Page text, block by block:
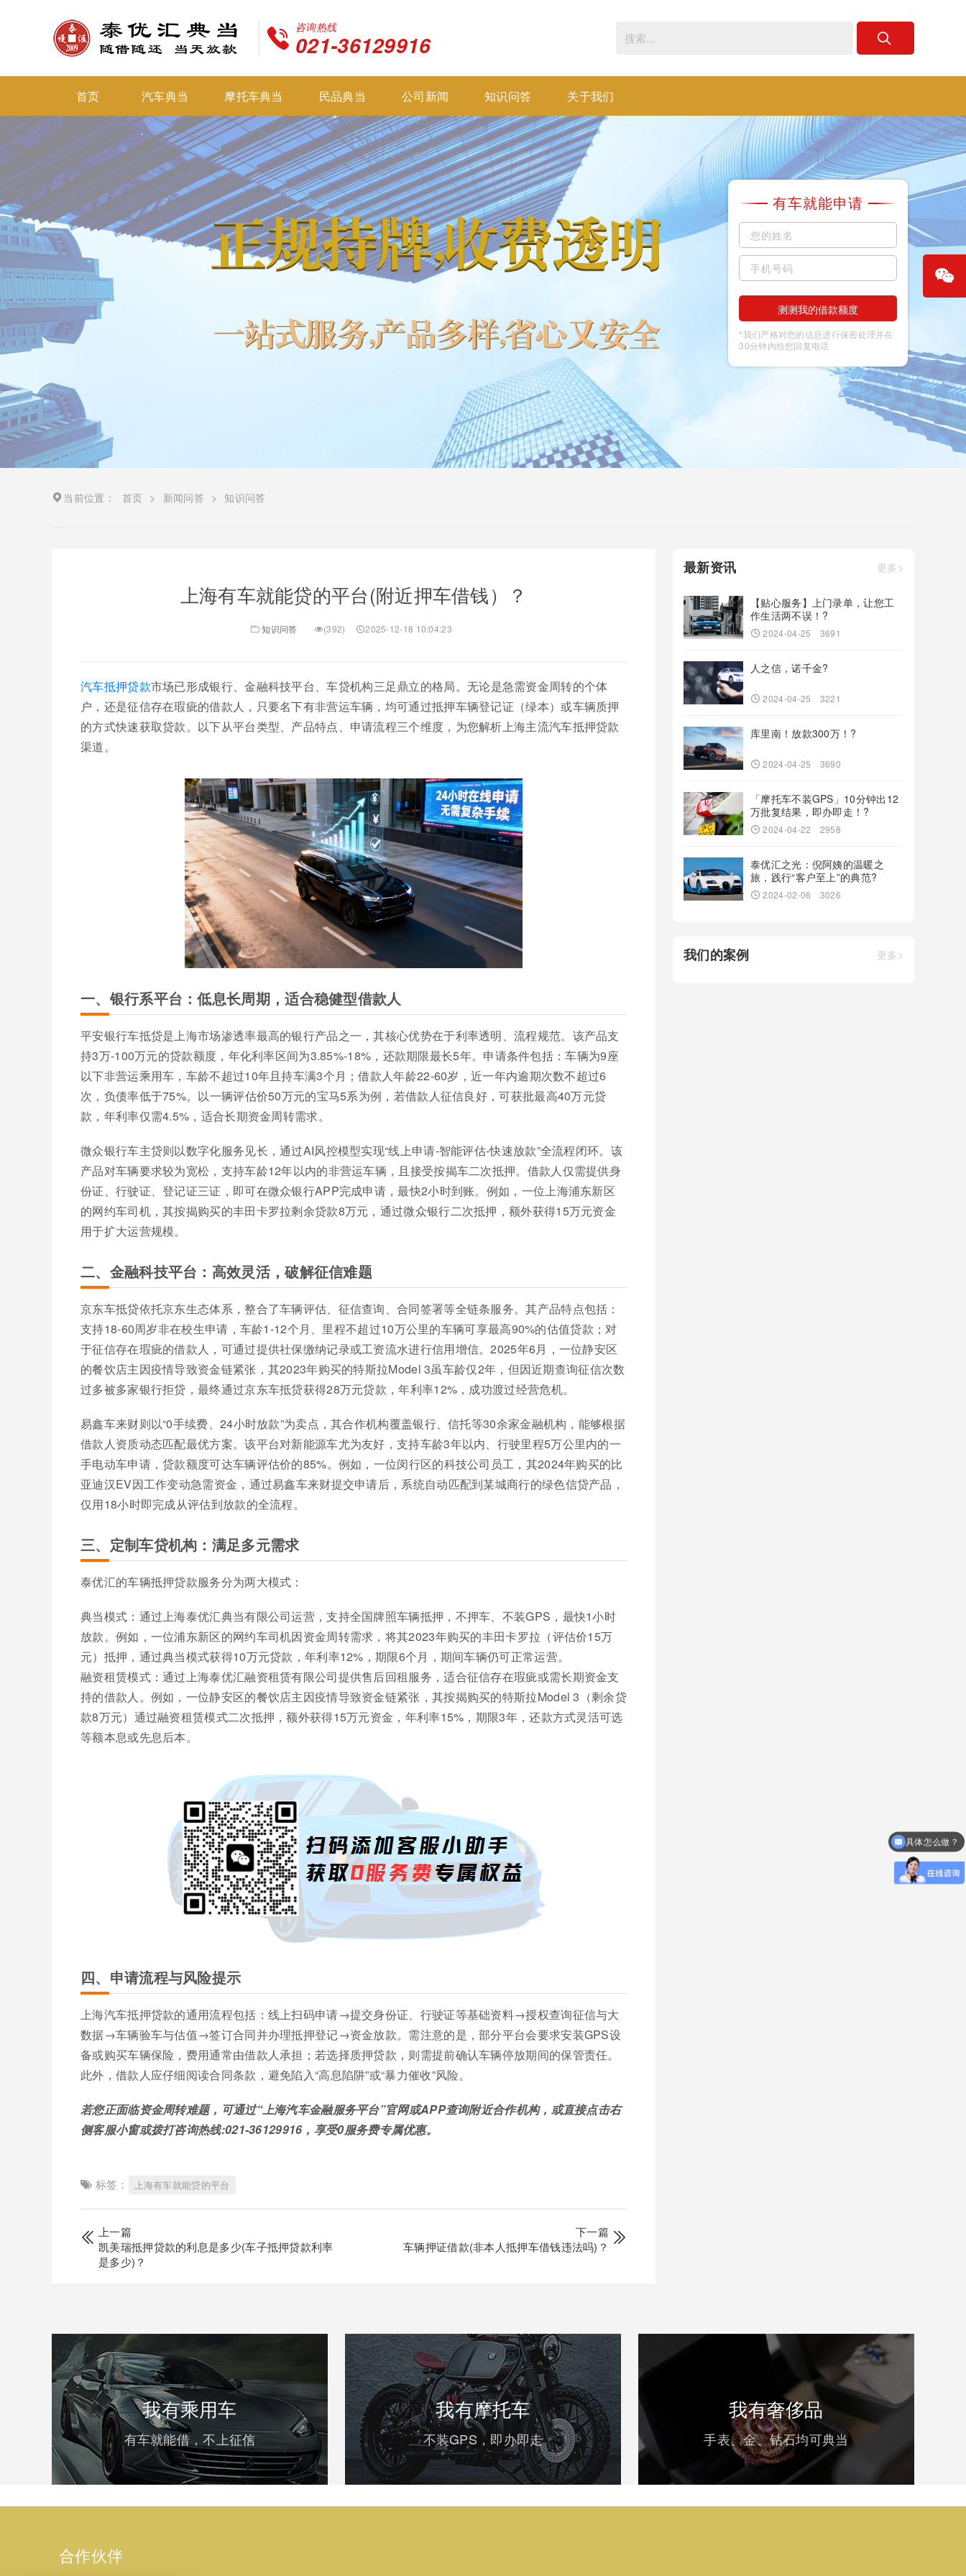
咨询热线
021-36129916
首页 汽车典当 摩托车典当 民品典当 公司新闻 知识问答 关于我们
有车就能申请
测测我的借款额度
*我们严格对您的信息进行保密处理并在
30分钟内给您回复电话
当前位置： 首页 > 新闻问答 > 知识问答
上海有车就能贷的平台(附近押车借钱）？
知识问答 (392) 2025-12-18 10:04:23
汽车抵押贷款市场已形成银行、金融科技平台、车贷机构三足鼎立的格局。无论是急需资金周转的个体
户，还是征信存在瑕疵的借款人，只要名下有非营运车辆，均可通过抵押车辆登记证（绿本）或车辆质押
的方式快速获取贷款。以下从平台类型、产品特点、申请流程三个维度，为您解析上海主流汽车抵押贷款
渠道。
一、银行系平台：低息长周期，适合稳健型借款人
平安银行车抵贷是上海市场渗透率最高的银行产品之一，其核心优势在于利率透明、流程规范。该产品支
持3万-100万元的贷款额度，年化利率区间为3.85%-18%，还款期限最长5年。申请条件包括：车辆为9座
以下非营运乘用车，车龄不超过10年且持车满3个月；借款人年龄22-60岁，近一年内逾期次数不超过6
次，负债率低于75%。以一辆评估价50万元的宝马5系为例，若借款人征信良好，可获批最高40万元贷
款，年利率仅需4.5%，适合长期资金周转需求。
微众银行车主贷则以数字化服务见长，通过AI风控模型实现“线上申请-智能评估-快速放款”全流程闭环。该
产品对车辆要求较为宽松，支持车龄12年以内的非营运车辆，且接受按揭车二次抵押。借款人仅需提供身
份证、行驶证、登记证三证，即可在微众银行APP完成申请，最快2小时到账。例如，一位上海浦东新区
的网约车司机，其按揭购买的丰田卡罗拉剩余贷款8万元，通过微众银行二次抵押，额外获得15万元资金
用于扩大运营规模。
二、金融科技平台：高效灵活，破解征信难题
京东车抵贷依托京东生态体系，整合了车辆评估、征信查询、合同签署等全链条服务。其产品特点包括：
支持18-60周岁非在校生申请，车龄1-12个月、里程不超过10万公里的车辆可享最高90%的估值贷款；对
于征信存在瑕疵的借款人，可通过提供社保缴纳记录或工资流水进行信用增信。2025年6月，一位静安区
的餐饮店主因疫情导致资金链紧张，其2023年购买的特斯拉Model 3虽车龄仅2年，但因近期查询征信次数
过多被多家银行拒贷，最终通过京东车抵贷获得28万元贷款，年利率12%，成功渡过经营危机。
易鑫车来财则以“0手续费、24小时放款”为卖点，其合作机构覆盖银行、信托等30余家金融机构，能够根据
借款人资质动态匹配最优方案。该平台对新能源车尤为友好，支持车龄3年以内、行驶里程5万公里内的一
手电动车申请，贷款额度可达车辆评估价的85%。例如，一位闵行区的科技公司员工，其2024年购买的比
亚迪汉EV因工作变动急需资金，通过易鑫车来财提交申请后，系统自动匹配到某城商行的绿色信贷产品，
仅用18小时即完成从评估到放款的全流程。
三、定制车贷机构：满足多元需求
泰优汇的车辆抵押贷款服务分为两大模式：
典当模式：通过上海泰优汇典当有限公司运营，支持全国牌照车辆抵押，不押车、不装GPS，最快1小时
放款。例如，一位浦东新区的网约车司机因资金周转需求，将其2023年购买的丰田卡罗拉（评估价15万
元）抵押，通过典当模式获得10万元贷款，年利率12%，期限6个月，期间车辆仍可正常运营。
融资租赁模式：通过上海泰优汇融资租赁有限公司提供售后回租服务，适合征信存在瑕疵或需长期资金支
持的借款人。例如，一位静安区的餐饮店主因疫情导致资金链紧张，其按揭购买的特斯拉Model 3（剩余贷
款8万元）通过融资租赁模式二次抵押，额外获得15万元资金，年利率15%，期限3年，还款方式灵活可选
等额本息或先息后本。
四、申请流程与风险提示
上海汽车抵押贷款的通用流程包括：线上扫码申请→提交身份证、行驶证等基础资料→授权查询征信与大
数据→车辆验车与估值→签订合同并办理抵押登记→资金放款。需注意的是，部分平台会要求安装GPS设
备或购买车辆保险，费用通常由借款人承担；若选择质押贷款，则需提前确认车辆停放期间的保管责任。
此外，借款人应仔细阅读合同条款，避免陷入“高息陷阱”或“暴力催收”风险。
若您正面临资金周转难题，可通过“上海汽车金融服务平台”官网或APP查询附近合作机构，或直接点击右
侧客服小窗或拨打咨询热线:021-36129916，享受0服务费专属优惠。
标签： 上海有车就能贷的平台
上一篇
凯美瑞抵押贷款的利息是多少(车子抵押贷款利率
是多少)？
下一篇
车辆押证借款(非本人抵押车借钱违法吗)？
最新资讯 更多>
【贴心服务】上门录单，让您工
作生活两不误！?
2024-04-25 3691
人之信，诺千金?
2024-04-25 3221
库里南！放款300万！?
2024-04-25 3690
「摩托车不装GPS」10分钟出12
万批复结果，即办即走！?
2024-04-22 2958
泰优汇之光：倪阿姨的温暖之
旅，践行“客户至上”的典范?
2024-02-06 3026
我们的案例 更多>
我有乘用车
有车就能借，不上征信
我有摩托车
不装GPS，即办即走
我有奢侈品
手表、金、钻石均可典当
合作伙伴
具体怎么做？